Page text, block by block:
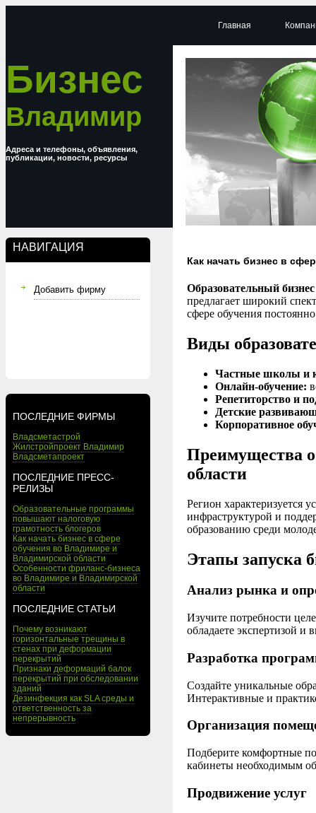
Бизнес
Владимир
Адреса и телефоны, объявления,
публикации, новости, ресурсы
НАВИГАЦИЯ
Добавить фирму
ПОСЛЕДНИЕ ФИРМЫ
Владсметастрой
Жилстройпроект Владимир
Владсметапроект
ПОСЛЕДНИЕ ПРЕСС-
РЕЛИЗЫ
Образовательные программы
повышают налоговую
грамотность блогеров
Как начать бизнес в сфере
обучения во Владимире и
Владимирской области
Особенности фриланс-бизнеса
во Владимире и Владимирской
области
ПОСЛЕДНИЕ СТАТЬИ
Почему возникают
горизонтальные трещины в
стенах при деформации
перекрытий
Признаки деформаций балок
перекрытий при обследовании
зданий
Дезинфекция как SLA среды и
ответственность за
непрерывность
Главная
Как начать бизнес в
Образовательный бизнес
предлагает широкий
сфере обучения
Виды
Частные школы и
Онлайн-обучение:
Репетиторство и
Детские
Корпоративное
Преимущества
области
Регион характеризуется
инфраструктурой и
образованию среди
Этапы запуска
Анализ рынка и
Изучите потребности
обладаете экспертизой и
Разработка
Создайте уникальные
Интерактивные и
Организация
Подберите комфортные
кабинеты необходимым
Продвижение услуг